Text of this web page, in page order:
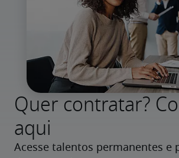
Quer contratar?
aqui
Acesse talentos permanentes e